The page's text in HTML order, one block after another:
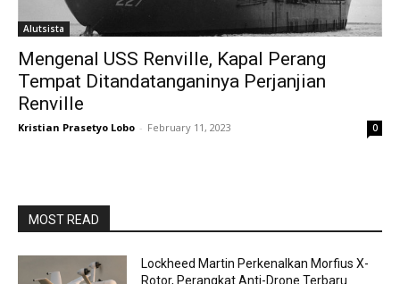
Alutsista
Mengenal USS Renville, Kapal Perang
Tempat Ditandatanganinya Perjanjian
Renville
Kristian Prasetyo Lobo - February 11, 2023 0
MOST READ
Lockheed Martin Perkenalkan Morfius X-
Rotor, Perangkat Anti-Drone Terbaru